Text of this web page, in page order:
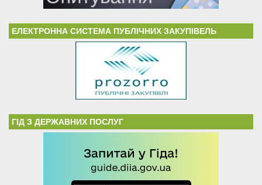
ЕЛЕКТРОННА СИСТЕМА ПУБЛІЧНИХ ЗАКУПІВЕЛЬ
ГІД З ДЕРЖАВНИХ ПОСЛУГ